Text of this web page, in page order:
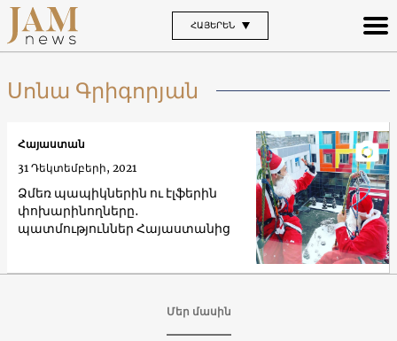
ՀԱՅԵՐԵՆ
Սոնա Գրիգորյան
Ձմեռ պապիկներին ու էլֆերին
փոխարինողները․
պատմություններ Հայաստանից
Հայաստան
31 Դեկտեմբերի, 2021
Մեր մասին